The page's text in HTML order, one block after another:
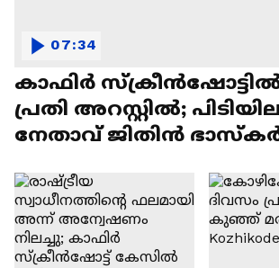
കാഫിർ
പ്രതി അറസ്റ്റിൽ;
നേതാവ് ജിതിൻ
07:34